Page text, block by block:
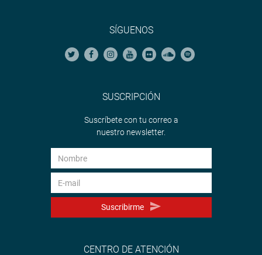
SÍGUENOS
SUSCRIPCIÓN
Suscríbete con tu correo a
nuestro newsletter.
Suscribirme
CENTRO DE ATENCIÓN